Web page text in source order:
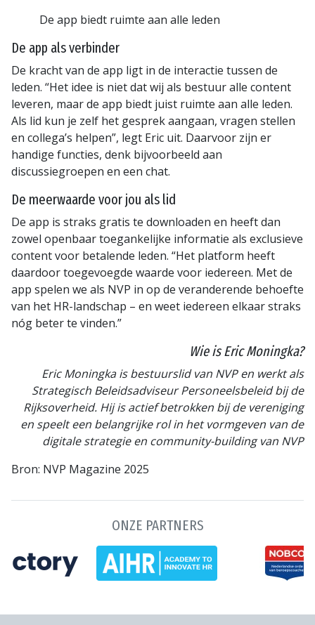
De app biedt ruimte aan alle leden
De app als verbinder
De kracht van de app ligt in de interactie tussen de
leden. “Het idee is niet dat wij als bestuur alle content
leveren, maar de app biedt juist ruimte aan alle leden.
Als lid kun je zelf het gesprek aangaan, vragen stellen
en collega’s helpen”, legt Eric uit. Daarvoor zijn er
handige functies, denk bijvoorbeeld aan
discussiegroepen en een chat.
De meerwaarde voor jou als lid
De app is straks gratis te downloaden en heeft dan
zowel openbaar toegankelijke informatie als exclusieve
content voor betalende leden. “Het platform heeft
daardoor toegevoegde waarde voor iedereen. Met de
app spelen we als NVP in op de veranderende behoefte
van het HR-landschap – en weet iedereen elkaar straks
nóg beter te vinden.”
Wie is Eric Moningka?
Eric Moningka is bestuurslid van NVP en werkt als
Strategisch Beleidsadviseur Personeelsbeleid bij de
Rijksoverheid. Hij is actief betrokken bij de vereniging
en speelt een belangrijke rol in het vormgeven van de
digitale strategie en community-building van NVP
Bron: NVP Magazine 2025
ONZE PARTNERS